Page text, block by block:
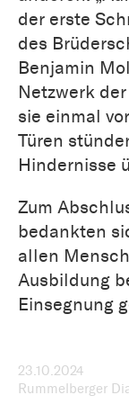
der erste
des
Benjamin
Netzwerk
sie einmal
Türen
Hindernisse
Zum
bedankten
allen
Ausbildung
Einsegnung
23.10.2024
Rummelberger